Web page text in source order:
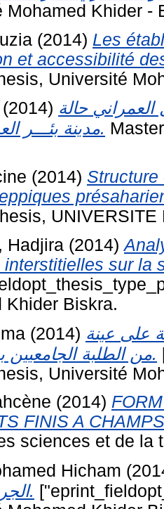
Mohamed Khider -
(2014) Les
et accessibilité
Université
(2014) حالة
مدينة بئـــر العــاتر نموذج.
(2014) Structure
Hadjira (2014)
sur la
Khider Biskra.
(2014) على عينة
من الطلبة الجامعيين بجامعة باتنة.
Université
(2014)
FINIS A
sciences et de la
Hicham
الجريمة الدولية.